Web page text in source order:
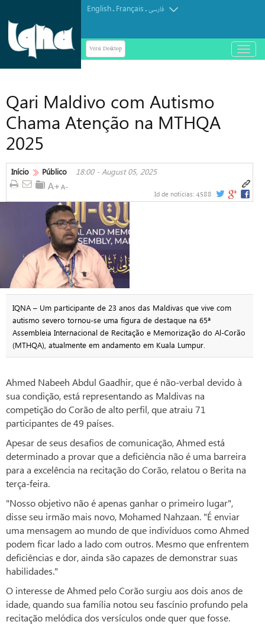
English. Français.فارسی
Versi Desktop
باز
و
Qari Maldivo com Autismo
Chama Atenção na MTHQA
2025
Início Público 18:00 - August 05, 2025
Id de notícias: 4588
IQNA – Um participante de 23 anos das Maldivas que vive com
autismo severo tornou-se uma figura de destaque na 65ª
Assembleia Internacional de Recitação e Memorização do Al-Corão
(MTHQA), atualmente em andamento em Kuala Lumpur.
Ahmed Nabeeh Abdul Gaadhir, que é não-verbal devido à
sua condição, está representando as Maldivas na
competição do Corão de alto perfil, que atraiu 71
participantes de 49 países.
Apesar de seus desafios de comunicação, Ahmed está
determinado a provar que a deficiência não é uma barreira
para a excelência na recitação do Corão, relatou o Berita na
terça-feira.
"Nosso objetivo não é apenas ganhar o primeiro lugar",
disse seu irmão mais novo, Mohamed Nahzaan. "É enviar
uma mensagem ao mundo de que indivíduos como Ahmed
podem ficar lado a lado com outros. Mesmo que enfrentem
deficiências e dor, ainda são capazes de demonstrar suas
habilidades."
O interesse de Ahmed pelo Corão surgiu aos dois anos de
idade, quando sua família notou seu fascínio profundo pela
recitação melódica dos versículos onde quer que fosse.